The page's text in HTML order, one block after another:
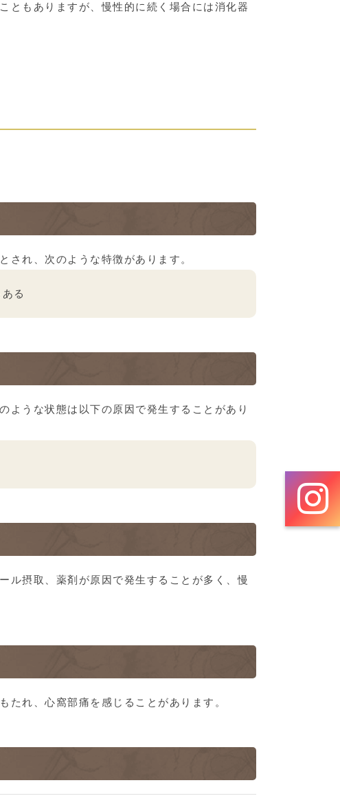
ともありますが、慢性的に続く場合には消化器
され、次のような特徴があります。
る
ような状態は以下の原因で発生することがあり
ル摂取、薬剤が原因で発生することが多く、慢
れ、心窩部痛を感じることがあります。